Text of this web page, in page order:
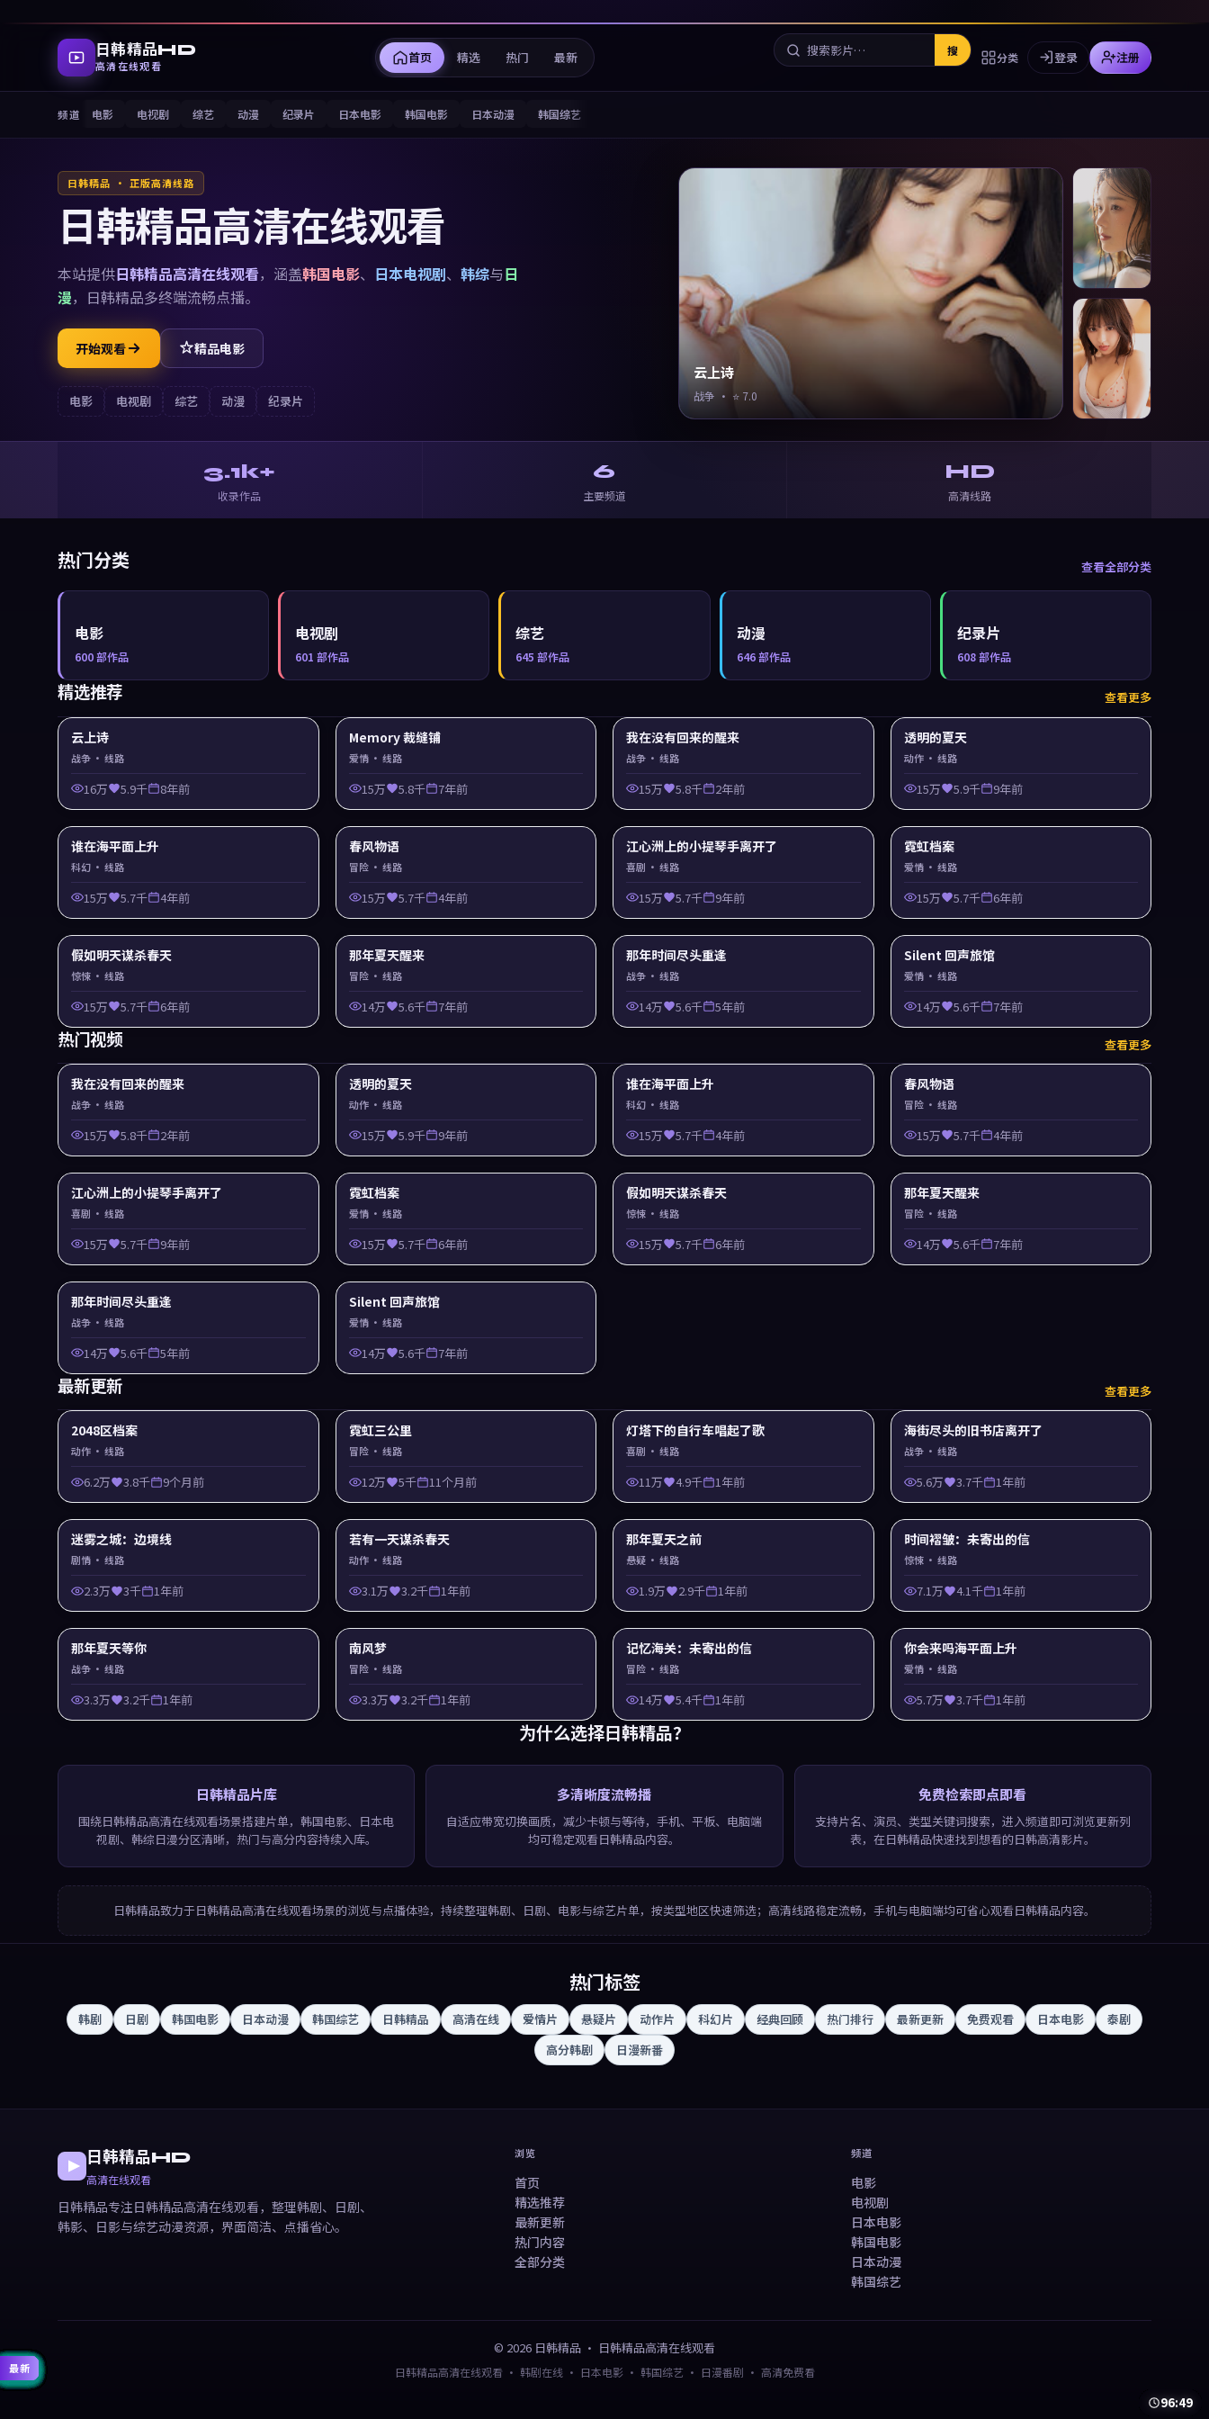
日韩精品HD
高清在线观看 首页 精选 热门 最新 搜 分类 登录 注册
频道 电影 电视剧 综艺 动漫 纪录片 日本电影 韩国电影 日本动漫 韩国综艺
日韩精品 · 正版高清线路
日韩精品高清在线观看
本站提供日韩精品高清在线观看，涵盖韩国电影、 日本电视剧、 韩综与日
漫， 日韩精品多终端流畅点播。
开始观看 精品电影
电影 电视剧 综艺 动漫 纪录片
云上诗
战争 · ⭐ 7.0
3.1k+
收录作品
6
主要频道
HD
高清线路
热门分类 查看全部分类
电影
600部作品
电视剧
601 部作品
综艺
645 部作品
动漫
646部作品
纪录片
608部作品
精选推荐 查看更多
精选
81:54
云上诗
战争 · 线路
16万 5.9千 8年前
精选
99:12
Memory 裁缝铺
爱情· 线路
15万 5.8千 7年前
精选
50:13
我在没有回来的醒来
战争 · 线路
15万 5.8千 2年前
精选
78:21
透明的夏天
动作· 线路
15万 5.9千 9年前
精选
99:59
谁在海平面上升
科幻 · 线路
15万 5.7千 4年前
精选
99:48
春风物语
冒险· 线路
15万 5.7千 4年前
精选
99:40
江心洲上的小提琴手离开了
喜剧 · 线路
15万 5.7千 9年前
精选
45:38
霓虹档案
爱情· 线路
15万 5.7千 6年前
精选
99:29
假如明天谋杀春天
惊悚 · 线路
15万 5.7千 6年前
精选
40:23
那年夏天醒来
冒险· 线路
14万 5.6千 7年前
精选
41:03
那年时间尽头重逢
战争 · 线路
14万 5.6千 5年前
精选
48:12
Silent 回声旅馆
爱情· 线路
14万 5.6千 7年前
热门视频 查看更多
热门
50:13
我在没有回来的醒来
战争 · 线路
15万 5.8千 2年前
热门
78:21
透明的夏天
动作· 线路
15万 5.9千 9年前
热门
99:59
谁在海平面上升
科幻 · 线路
15万 5.7千 4年前
热门
99:48
春风物语
冒险· 线路
15万 5.7千 4年前
热门
99:40
江心洲上的小提琴手离开了
喜剧 · 线路
15万 5.7千 9年前
热门
45:38
霓虹档案
爱情· 线路
15万 5.7千 6年前
热门
99:29
假如明天谋杀春天
惊悚 · 线路
15万 5.7千 6年前
热门
40:23
那年夏天醒来
冒险· 线路
14万 5.6千 7年前
热门
41:03
那年时间尽头重逢
战争 · 线路
14万 5.6千 5年前
热门
48:12
Silent 回声旅馆
爱情· 线路
14万 5.6千 7年前
最新更新 查看更多
最新
99:06
2048区档案
动作 · 线路
6.2万 3.8千 9个月前
最新
99:08
霓虹三公里
冒险· 线路
12万 5千 11个月前
最新
46:20
灯塔下的自行车唱起了歌
喜剧 · 线路
11万 4.9千 1年前
最新
99:30
海街尽头的旧书店离开了
战争· 线路
5.6万 3.7千 1年前
最新
95:15
迷雾之城：边境线
剧情 · 线路
2.3万 3千 1年前
最新
98:29
若有一天谋杀春天
动作· 线路
3.1万 3.2千 1年前
最新
48:53
那年夏天之前
悬疑 · 线路
1.9万 2.9千 1年前
最新
99:05
时间褶皱：未寄出的信
惊悚· 线路
7.1万 4.1千 1年前
最新
97:33
那年夏天等你
战争 · 线路
3.3万 3.2千 1年前
最新
46:24
南风梦
冒险· 线路
3.3万 3.2千 1年前
最新
99:45
记忆海关：未寄出的信
冒险 · 线路
14万 5.4千 1年前
最新
96:49
你会来吗海平面上升
爱情· 线路
5.7万 3.7千 1年前
为什么选择 日韩精品？
日韩精品片库
围绕日韩精品高清在线观看场景搭建片单，韩国电影、日本电
视剧、韩综日漫分区清晰，热门与高分内容持续入库。
多清晰度流畅播
自适应带宽切换画质，减少卡顿与等待，手机、平板、电脑端
均可稳定观看日韩精品内容。
免费检索即点即看
支持片名、演员、类型关键词搜索，进入频道即可浏览更新列
表，在日韩精品快速找到想看的日韩高清影片。
日韩精品致力于日韩精品高清在线观看场景的浏览与点播体验，持续整理韩剧、日剧、电影与综艺片单，按类型地区快速筛选；高清线路稳定流畅，手机与电脑端均可省心观看日韩精品内容。
热门标签
韩剧 日剧 韩国电影 日本动漫 韩国综艺 日韩精品 高清在线 爱情片 悬疑片 动作片 科幻片 经典回顾 热门排行 最新更新 免费观看 日本电影
泰剧
高分韩剧
日漫新番
日韩精品HD
高清在线观看
日韩精品专注日韩精品高清在线观看，整理韩剧、日剧、
韩影、日影与综艺动漫资源，界面简洁、点播省心。
浏览
首页
精选推荐
最新更新
热门内容
全部分类
频道
电影
电视剧
日本电影
韩国电影
日本动漫
韩国综艺
© 2026 日韩精品 · 日韩精品高清在线观看
日韩精品高清在线观看 · 韩剧在线 · 日本电影 · 韩国综艺 · 日漫番剧 · 高清免费看